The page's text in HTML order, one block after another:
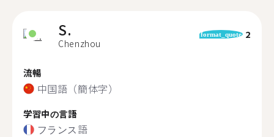
S.
Chenzhou
format_quote 2
流暢
中国語（簡体字）
学習中の言語
フランス語